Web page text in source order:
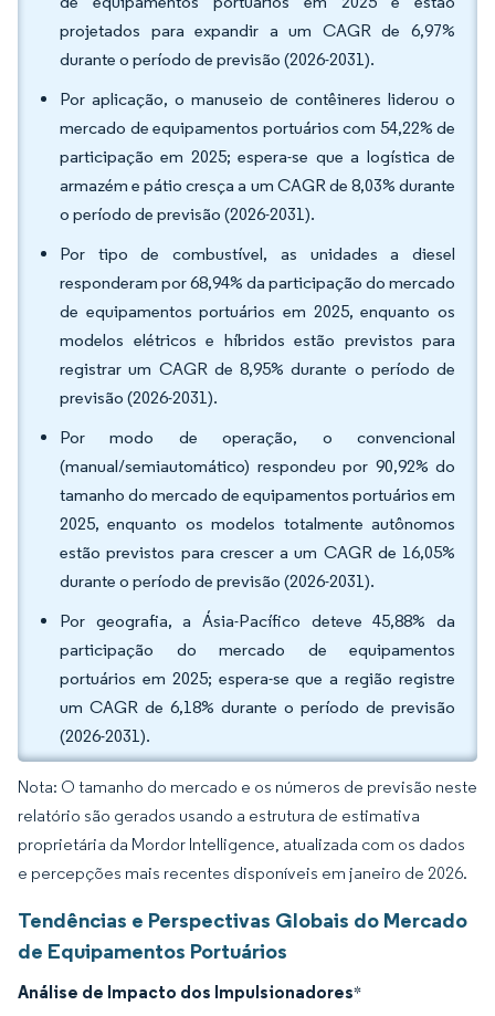
projetados para expandir a um CAGR de 6,97%
durante o período de previsão (2026-2031).
Por aplicação, o manuseio de contêineres liderou o
mercado de equipamentos portuários com 54,22% de
participação em 2025; espera-se que a logística de
armazém e pátio cresça a um CAGR de 8,03% durante
o período de previsão (2026-2031).
Por tipo de combustível, as unidades a diesel
responderam por 68,94% da participação do mercado
de equipamentos portuários em 2025, enquanto os
modelos elétricos e híbridos estão previstos para
registrar um CAGR de 8,95% durante o período de
previsão (2026-2031).
Por modo de operação, o convencional
(manual/semiautomático) respondeu por 90,92% do
tamanho do mercado de equipamentos portuários em
2025, enquanto os modelos totalmente autônomos
estão previstos para crescer a um CAGR de 16,05%
durante o período de previsão (2026-2031).
Por geografia, a Ásia-Pacífico deteve 45,88% da
participação do mercado de equipamentos
portuários em 2025; espera-se que a região registre
um CAGR de 6,18% durante o período de previsão
(2026-2031).
Nota: O tamanho do mercado e os números de previsão neste
relatório são gerados usando a estrutura de estimativa
proprietária da Mordor Intelligence, atualizada com os dados
e percepções mais recentes disponíveis em janeiro de 2026.
Tendências e Perspectivas Globais do Mercado
de Equipamentos Portuários
Análise de Impacto dos Impulsionadores*